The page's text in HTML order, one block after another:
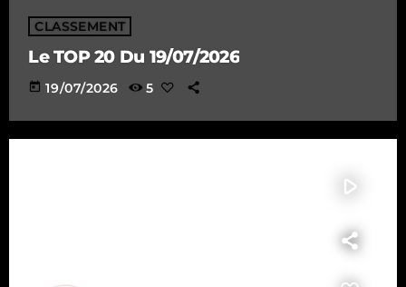
CLASSEMENT
Le TOP 20 Du 19/07/2026
today 19/07/2026 5
play_arrow